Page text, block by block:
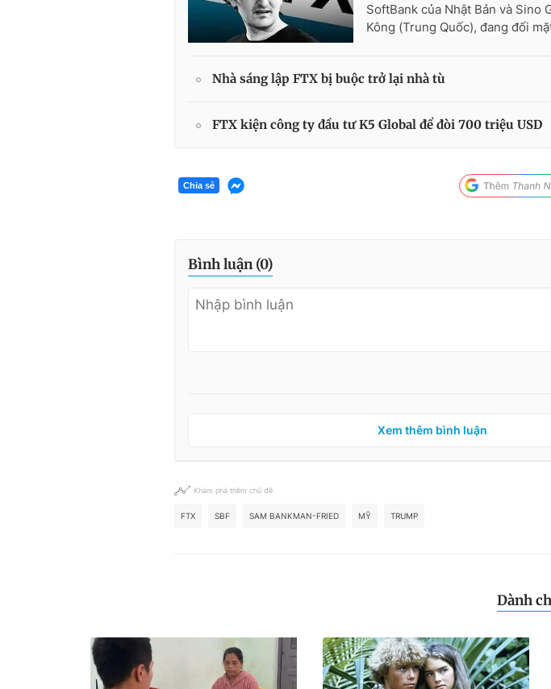
SoftBank của Nhật Bản và Sino
Kông (Trung Quốc), đang đối
Nhà sáng lập FTX bị buộc trở lại nhà tù
FTX kiện công ty đầu tư K5 Global để đòi 700 triệu USD
Chia sẻ
Bình luận (0)
Xem thêm bình luận
Khám phá thêm chủ đề
FTX SBF SAM BANKMAN-FRIED MỸ TRUMP